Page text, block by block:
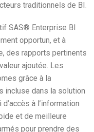
traditionnels de BI.
SAS® Enterprise BI
opportun, et à
des rapports pertinents
ajoutée. Les
grâce à la
incluse dans la solution
à l’information
et de meilleure
pour prendre des